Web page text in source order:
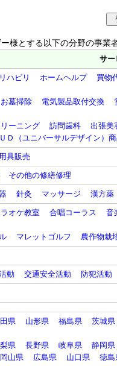
様とする以下の分野の事業
サー
ハビリ ホームヘルプ
買物
お墓掃除 電気製品取付交換
ーニング 訪問歯科
出張美
ＵＤ （ユニバーサルデザイン ）
具販売
その他の修繕修理
針灸 マッサージ 漢方薬
オケ教室 合唱コーラス
音
マレットゴルフ 農作物栽
動 交通安全活動 防犯活動
県 山形県 福島県
茨城県
県 長野県 岐阜県
静岡県
岡山県 広島県 山口県
徳島